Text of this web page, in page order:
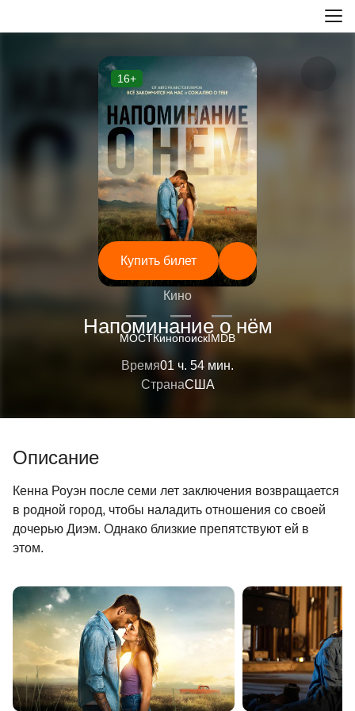
16+
Кино
Напоминание о нём
Время01 ч. 54 мин.
СтранаСША
Купить билет
—
МОСТ
—
Кинопоиск
—
IMDB
Описание
Кенна Роуэн после семи лет заключения возвращается
в родной город, чтобы наладить отношения со своей
дочерью Диэм. Однако близкие препятствуют ей в
этом.